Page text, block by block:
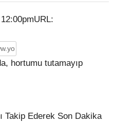
URL:
hortumu tutamayıp
Takip Ederek Son Dakika